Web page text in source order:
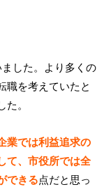
した。より多くの
職を考えていたと
た。
業では利益追求の
て、市役所では全
できる点だと思っ